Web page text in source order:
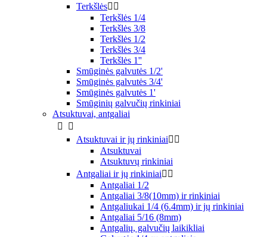
Terkšlės 
Terkšlės 1/4
Terkšlės 3/8
Terkšlės 1/2
Terkšlės 3/4
Terkšlės 1''
Smūginės galvutės 1/2'
Smūginės galvutės 3/4'
Smūginės galvutės 1'
Smūginių galvučių rinkiniai
Atsuktuvai, antgaliai


Atsuktuvai ir jų rinkiniai 
Atsuktuvai
Atsuktuvų rinkiniai
Antgaliai ir jų rinkiniai 
Antgaliai 1/2
Antgaliai 3/8(10mm) ir rinkiniai
Antgaliukai 1/4 (6.4mm) ir jų rinkiniai
Antgaliai 5/16 (8mm)
Antgalių, galvučių laikikliai